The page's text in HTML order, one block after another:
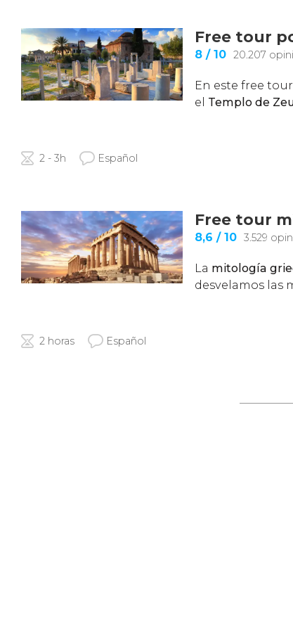
Free tour
8 / 10 20.207
En este free
el Templo de
2 - 3h Español
Free tour
8,6 / 10 3.529
La mitología
desvelamos las
2 horas Español